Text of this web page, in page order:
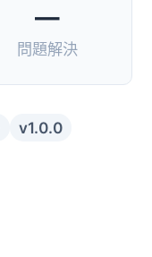
—
問題解決
v1.0.0